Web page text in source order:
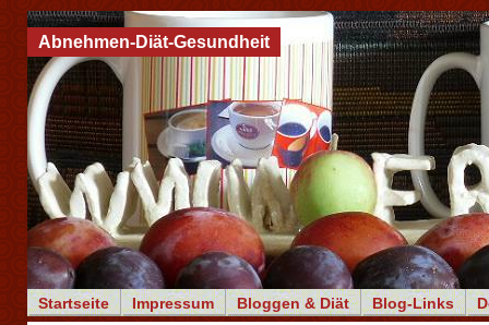
Startseite Impressum Bloggen & Diät Blog-Links
Abnehmen-Diät-Gesundheit